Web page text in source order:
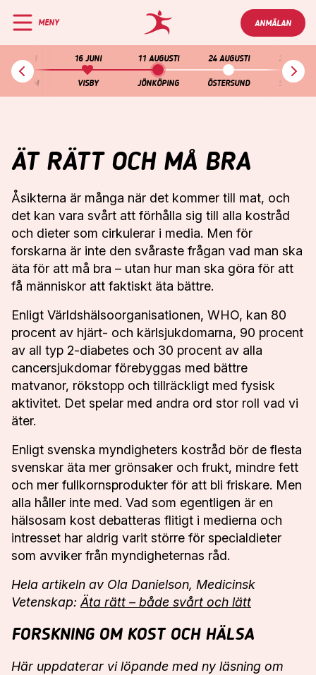
Navigera
till
innehåll
Gå
direkt
sök
MENY ANMÄLAN
Blodomloppet
UDDEVALLA
•
11
MAJ
LIDKÖPING12
MAJ
•
MAJ
KARLSKRONA
•
20
MAJ
LINKÖPING
•
21
MAJ
•
MAJ
HUDIKSVALL
•
26
MAJ
UPPSALA
•
27
MAJ
BORLÄNGE
GÖTEBORG
•
1
JUNI
ÖREBRO
•
2
JUNI
STOCKHOLM
•
3 &
4
VISBY
•
16
& 4 JUNI 16 JUNI
VISBY
11 AUGUSTI
JÖNKÖPING
24 AUGUSTI
ÖSTERSUND
25
ÄT RÄTT OCH MÅ BRA
Åsikterna är många när det kommer till mat, och
det kan vara svårt att förhålla sig till alla kostråd
och dieter som cirkulerar i media. Men för
forskarna är inte den svåraste frågan vad man ska
äta för att må bra – utan hur man ska göra för att
få människor att faktiskt äta bättre.
Enligt Världshälsoorganisationen, WHO, kan 80
procent av hjärt- och kärlsjukdomarna, 90 procent
av all typ 2-diabetes och 30 procent av alla
cancersjukdomar förebyggas med bättre
matvanor, rökstopp och tillräckligt med fysisk
aktivitet. Det spelar med andra ord stor roll vad vi
äter.
Enligt svenska myndigheters kostråd bör de flesta
svenskar äta mer grönsaker och frukt, mindre fett
och mer fullkornsprodukter för att bli friskare. Men
alla håller inte med. Vad som egentligen är en
hälsosam kost debatteras flitigt i medierna och
intresset har aldrig varit större för specialdieter
som avviker från myndigheternas råd.
Hela artikeln av Ola Danielson, Medicinsk
Vetenskap: Äta rätt – både svårt och lätt
FORSKNING OM KOST OCH HÄLSA
Här uppdaterar vi löpande med ny läsning om